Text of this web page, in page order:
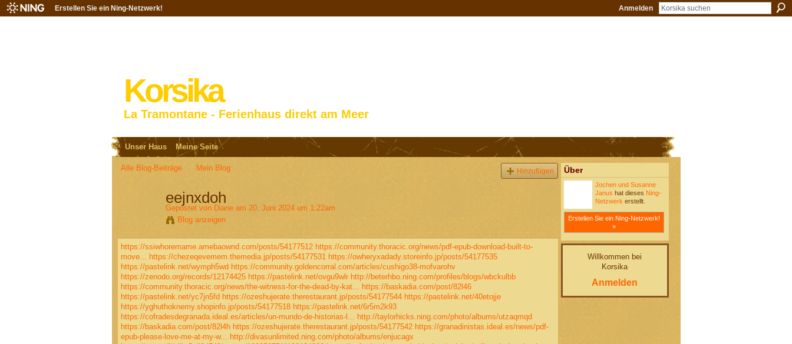
Erstellen Sie ein Ning-Netzwerk! Anmelden
Korsika
La Tramontane - Ferienhaus direkt am Meer
Unser Haus Meine Seite
Alle Blog-Beiträge Mein Blog Hinzufügen
eejnxdoh
Gepostet von Dianeam 20. Juni 2024 um 1:22am
Blog anzeigen
https://ssiwhoremame.amebaownd.com/posts/54177512 https://community.thoracic.org/news/pdf-epub-download-built-to-
move...
https://chezeqevemem.themedia.jp/posts/54177531 https://owheryxadady.storeinfo.jp/posts/54177535
https://pastelink.net/wymph5wd https://community.goldencorral.com/articles/cushigo38-mofvarohv
https://zenodo.org/records/12174425 https://pastelink.net/ovgu9wlr http://beterhbo.ning.com/profiles/blogs/wbckulbb
https://community.thoracic.org/news/the-witness-for-the-dead-by-kat...
https://baskadia.com/post/82l46
https://pastelink.net/yc7jn5fd https://ozeshujerate.therestaurant.jp/posts/54177544 https://pastelink.net/40etojje
https://yghuthoknemy.shopinfo.jp/posts/54177518 https://pastelink.net/6r5m2k93
https://cofradesdegranada.ideal.es/articles/un-mundo-de-historias-l...
http://taylorhicks.ning.com/photo/albums/utzaqmqd
https://baskadia.com/post/82l4h https://ozeshujerate.therestaurant.jp/posts/54177542 https://granadinistas.ideal.es/news/pdf-
epub-please-love-me-at-my-w...
http://divasunlimited.ning.com/photo/albums/enjucagx
Über
Jochen und Susanne
Janus hat dieses Ning-
Netzwerk erstellt.
Erstellen Sie ein Ning-Netzwerk!
»
Willkommen bei
Korsika
Anmelden